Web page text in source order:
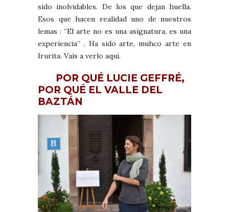
sido inolvidables. De los que dejan huella.
Esos que hacen realidad uno de nuestros
lemas : “El arte no es una asignatura, es una
experiencia” . Ha sido arte, muhco arte en
Irurita. Vais a verlo aquí.
POR QUÉ LUCIE GEFFRÉ,
POR QUÉ EL VALLE DEL
BAZTÁN